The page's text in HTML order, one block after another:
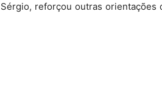
reforçou outras orientações